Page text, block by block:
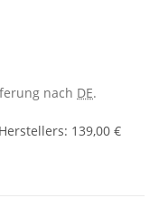
nach DE.
: 139,00 €